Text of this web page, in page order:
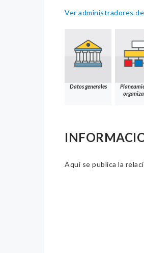
Ver administradores
Datos generales
Aquí se publica la